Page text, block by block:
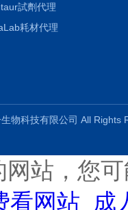
試劑代理
耗材代理
生物科技有限公司 All
站，您
看网站_